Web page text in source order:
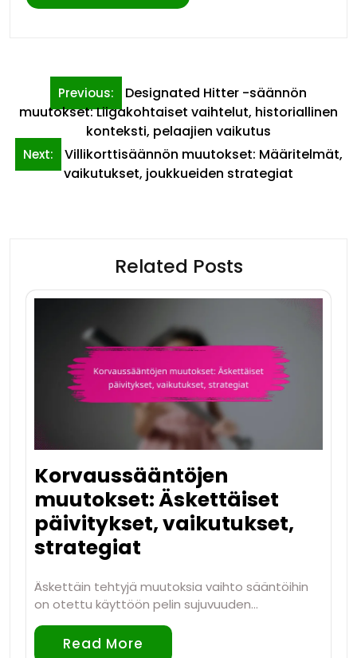
navigation
Previous:
Designated Hitter -säännön
muutokset: Liigakohtaiset vaihtelut, historiallinen
konteksti, pelaajien vaikutus
Next:
Villikorttisäännön muutokset: Määritelmät,
vaikutukset, joukkueiden strategiat
Related Posts
Korvaussääntöjen
muutokset: Äskettäiset
päivitykset, vaikutukset,
strategiat
Äskettäin tehtyjä muutoksia vaihto sääntöihin
on otettu käyttöön pelin sujuvuuden…
Read More